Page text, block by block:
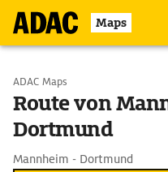
Maps
Start wählen
Ziel eingeben
ADAC Maps
Route von
Dortmund
Mannheim - Dortmund